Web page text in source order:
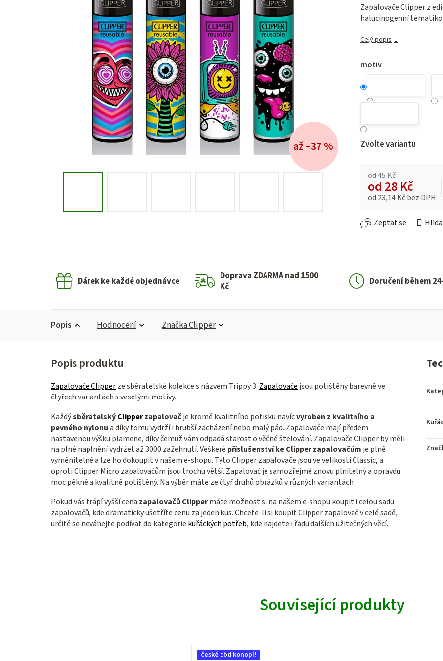
je
0,0
hvězdiček.
Zapalovače Clipper z
halucinogenní
Celý popis
motiv
Zvolte variantu
od 45 Kč
od 28 Kč
od 23,14 Kčbez DPH
Zeptat se
až –37 %
Dárek ke každé objednávce
Doprava ZDARMA nad 1500
Kč
Doručení během
Popis Hodnocení ZnačkaClipper
Zapalovače Clipperze sběratelské kolekce s názvem Trippy 3. Zapalovače jsou potištěny barevně ve
čtyřech variantách s veselými motivy.
KaždýsběratelskýClipperzapalovačje kromě kvalitního potisku navícvyroben z kvalitního a
pevného nylonua díky tomu vydrží i hrubší zacházení nebo malý pád. Zapalovače mají předem
nastavenou výšku plamene, díky čemuž vám odpadá starost o věčné štelování. Zapalovače Clipper by měli
na plné naplnění vydržet až 3000 zažehnutí. Veškeré příslušenství ke Clipper zapalovačům je plně
vyměnitelné a lze ho dokoupit v našem e-shopu. Tyto Clipper zapalovače jsou ve velikosti Classic, a
oproti Clipper Micro zapalovačům jsou trochu větší. Zapalovač je samozřejmě znovu plnitelný a opravdu
moc pěkně a kvalitně potištěný. Na výběr máte ze čtyř druhů obrázků v různých variantách.
Pokud vás trápí vyšší cena zapalovačů Clippermáte možnost si na našem e-shopu koupit i celou sadu
zapalovačů, kde dramaticky ušetříte cenu za jeden kus. Chcete-li si koupit Clipper zapalovač v celé sadě,
určitě se neváhejte podívat do kategorie kuřáckých potřeb, kde najdete i řadu dalších užitečných věcí.
Související produkty
české cbd konopí!